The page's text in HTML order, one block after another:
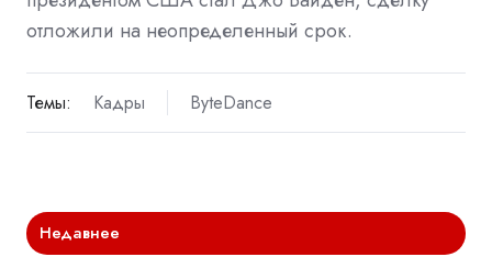
отложили на неопределенный срок.
Темы: Кадры ByteDance
Недавнее